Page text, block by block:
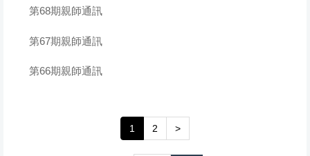
第68期親師通訊
第67期親師通訊
第66期親師通訊
1 2 >